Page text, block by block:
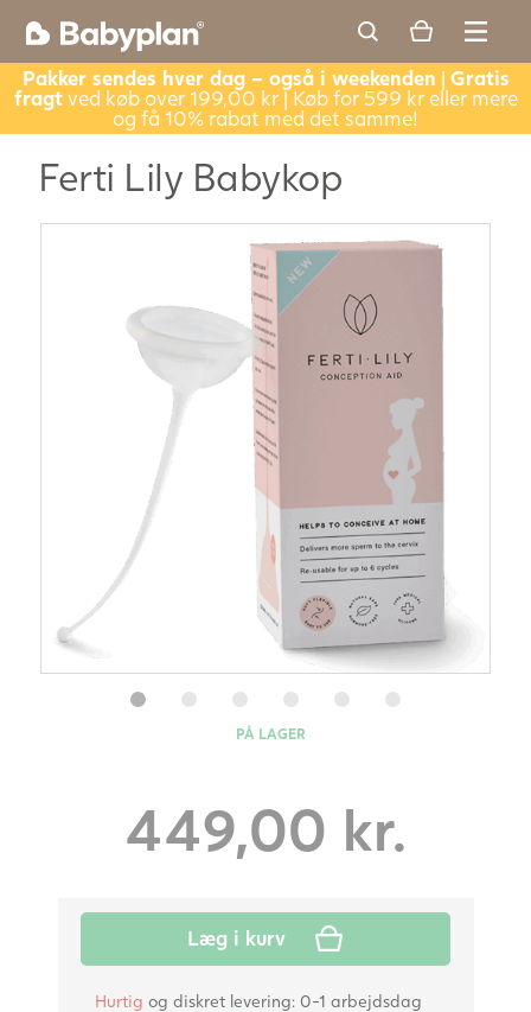
Pakker sendes hver dag – også i weekenden | Gratis
fragtved køb over 199,00 kr | Køb for 599 kr eller mere
og få 10% rabat med det samme!
Ferti Lily Babykop
PÅ LAGER
449,00 kr.
Læg i kurv
Hurtig og diskret levering: 0-1 arbejdsdag